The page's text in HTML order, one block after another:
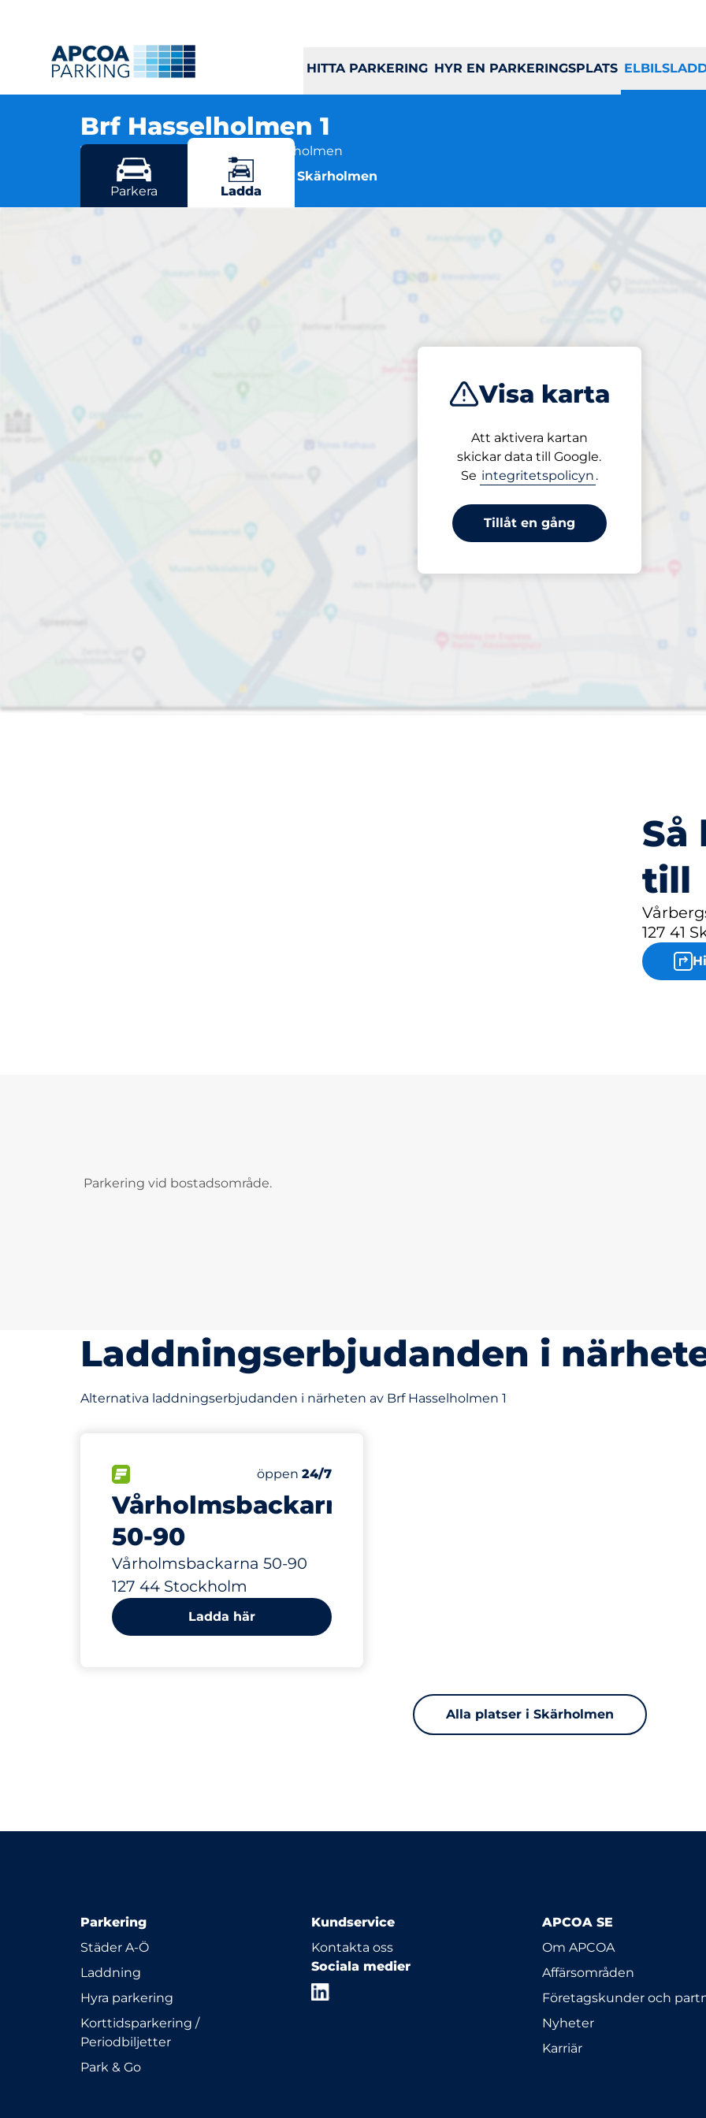
HITTA PARKERING HYR EN PARKERINGSPLATS
Brf Hasselholmen 1
Vårbergsvägen 173-197, 127 41 Skärholmen
Flera parkeringsmöjligheter i Skärholmen
Visa karta
Att aktivera kartan
skickar data till Google.
Se integritetspolicyn .
Tillåt en gång
Parkera Ladda
Brf Hasselholmen 1
Öppet nu
Electric Car Charging Spaces
Priser och betalning
Så
till
127 41
Parkering vid bostadsområde.
Laddningserbjudanden i
Alternativa laddningserbjudanden i närheten av Brf Hasselholmen 1
Vårholmsbackarna
50-90
Vårholmsbackarna 50-90
127 44 Stockholm
Antal parkeringsplatser:
Totalt antal platser
Electric Car Charging Spaces
Fredag
öppen 24/7
394 m
Ladda här
Alla platser i Skärholmen
Parkering
Städer A-Ö
Laddning
Hyra parkering
Korttidsparkering /
Periodbiljetter
Park & Go
Kundservice
Kontakta oss
Sociala medier
APCOA SE
Om APCOA
Affärsområden
Företagskunder och
Nyheter
Karriär